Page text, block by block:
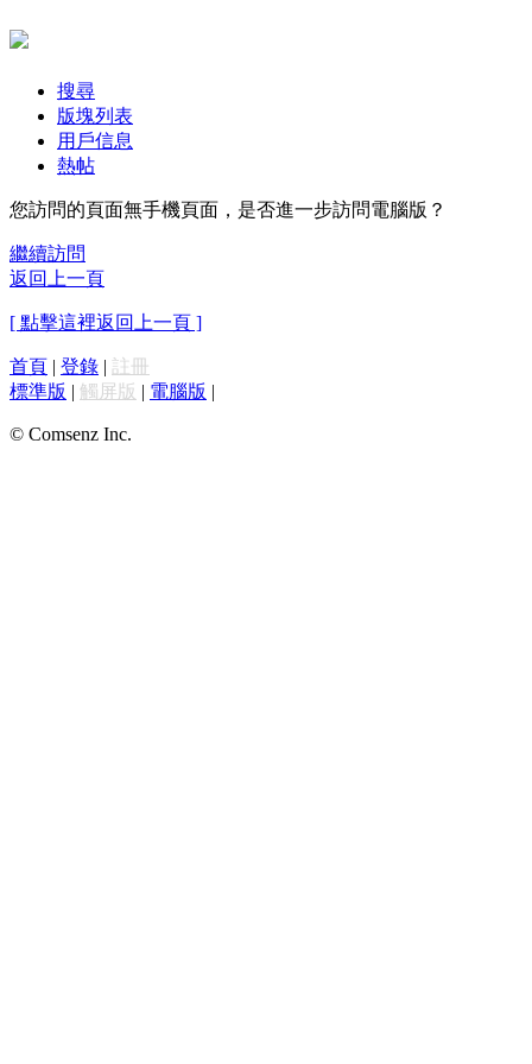
搜尋
版塊列表
用戶信息
熱帖
您訪問的頁面無手機頁面，是否進一步訪問電腦版？
繼續訪問
返回上一頁
[ 點擊這裡返回上一頁 ]
首頁 | 登錄 | 註冊
標準版 | 觸屏版 | 電腦版 |
© Comsenz Inc.